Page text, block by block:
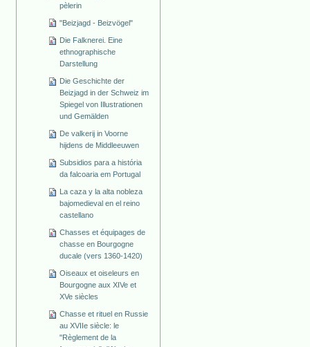
pèlerin
"Beizjagd - Beizvögel"
Die Falknerei. Eine
ethnographische
Darstellung
Die Geschichte der
Beizjagd in der Schweiz im
Spiegel von Illustrationen
und Gemälden
De valkerij in Voorne
hijdens de Middleeuwen
Subsidios para a história
da falcoaria em Portugal
La caza y la alta nobleza
bajomedieval en el reino
castellano
Chasses et équipages de
chasse en Bourgogne
ducale (vers 1360-1420)
Oiseaux et oiseleurs en
Bourgogne aux XIVe et
XVe siècles
Chasse et rituel en Russie
au XVIIe siècle: le
"Règlement de la